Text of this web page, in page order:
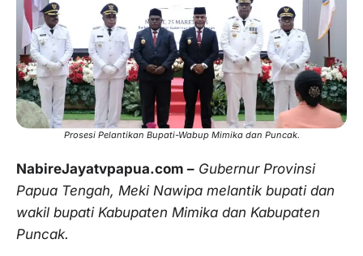
Prosesi Pelantikan Bupati-Wabup Mimika dan Puncak.
NabireJayatvpapua.com – Gubernur Provinsi
Papua Tengah, Meki Nawipa melantik bupati dan
wakil bupati Kabupaten Mimika dan Kabupaten
Puncak.